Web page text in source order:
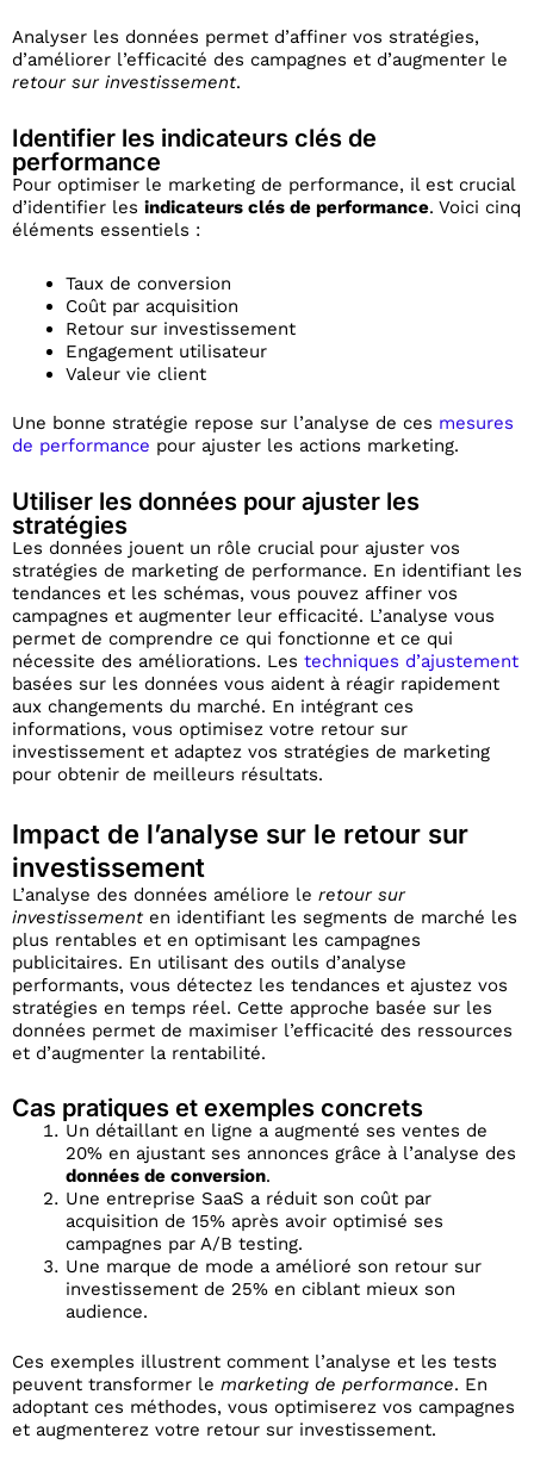
Analyser les données permet d’affiner vos stratégies,
d’améliorer l’efficacité des campagnes et d’augmenter le
retour sur investissement.
Identifier les indicateurs clés de
performance
Pour optimiser le marketing de performance, il est crucial
d’identifier les indicateurs clés de performance. Voici cinq
éléments essentiels :
Taux de conversion
Coût par acquisition
Retour sur investissement
Engagement utilisateur
Valeur vie client
Une bonne stratégie repose sur l’analyse de ces mesures
de performance pour ajuster les actions marketing.
Utiliser les données pour ajuster les
stratégies
Les données jouent un rôle crucial pour ajuster vos
stratégies de marketing de performance. En identifiant les
tendances et les schémas, vous pouvez affiner vos
campagnes et augmenter leur efficacité. L’analyse vous
permet de comprendre ce qui fonctionne et ce qui
nécessite des améliorations. Les techniques d’ajustement
basées sur les données vous aident à réagir rapidement
aux changements du marché. En intégrant ces
informations, vous optimisez votre retour sur
investissement et adaptez vos stratégies de marketing
pour obtenir de meilleurs résultats.
Impact de l’analyse sur le retour sur
investissement
L’analyse des données améliore le retour sur
investissementen identifiant les segments de marché les
plus rentables et en optimisant les campagnes
publicitaires. En utilisant des outils d’analyse
performants, vous détectez les tendances et ajustez vos
stratégies en temps réel. Cette approche basée sur les
données permet de maximiser l’efficacité des ressources
et d’augmenter la rentabilité.
Cas pratiques et exemples concrets
Un détaillant en ligne a augmenté ses ventes de
20% en ajustant ses annonces grâce à l’analyse des
données de conversion.
Une entreprise SaaS a réduit son coût par
acquisition de 15% après avoir optimisé ses
campagnes par A/B testing.
Une marque de mode a amélioré son retour sur
investissement de 25% en ciblant mieux son
audience.
Ces exemples illustrent comment l’analyse et les tests
peuvent transformer le marketing de performance. En
adoptant ces méthodes, vous optimiserez vos campagnes
et augmenterez votre retour sur investissement.